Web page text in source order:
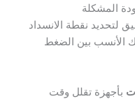
المشكلة
لتحديد نقطة الانسداد
الأنسب بين الضغط
بأجهزة تقلل وقت